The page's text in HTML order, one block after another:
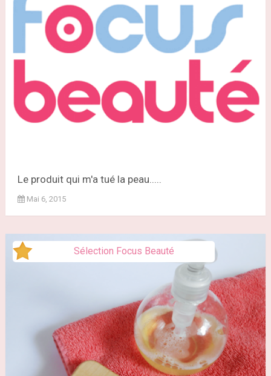
Le produit qui m'a tué la peau.....
Mai 6, 2015
Sélection Focus Beauté